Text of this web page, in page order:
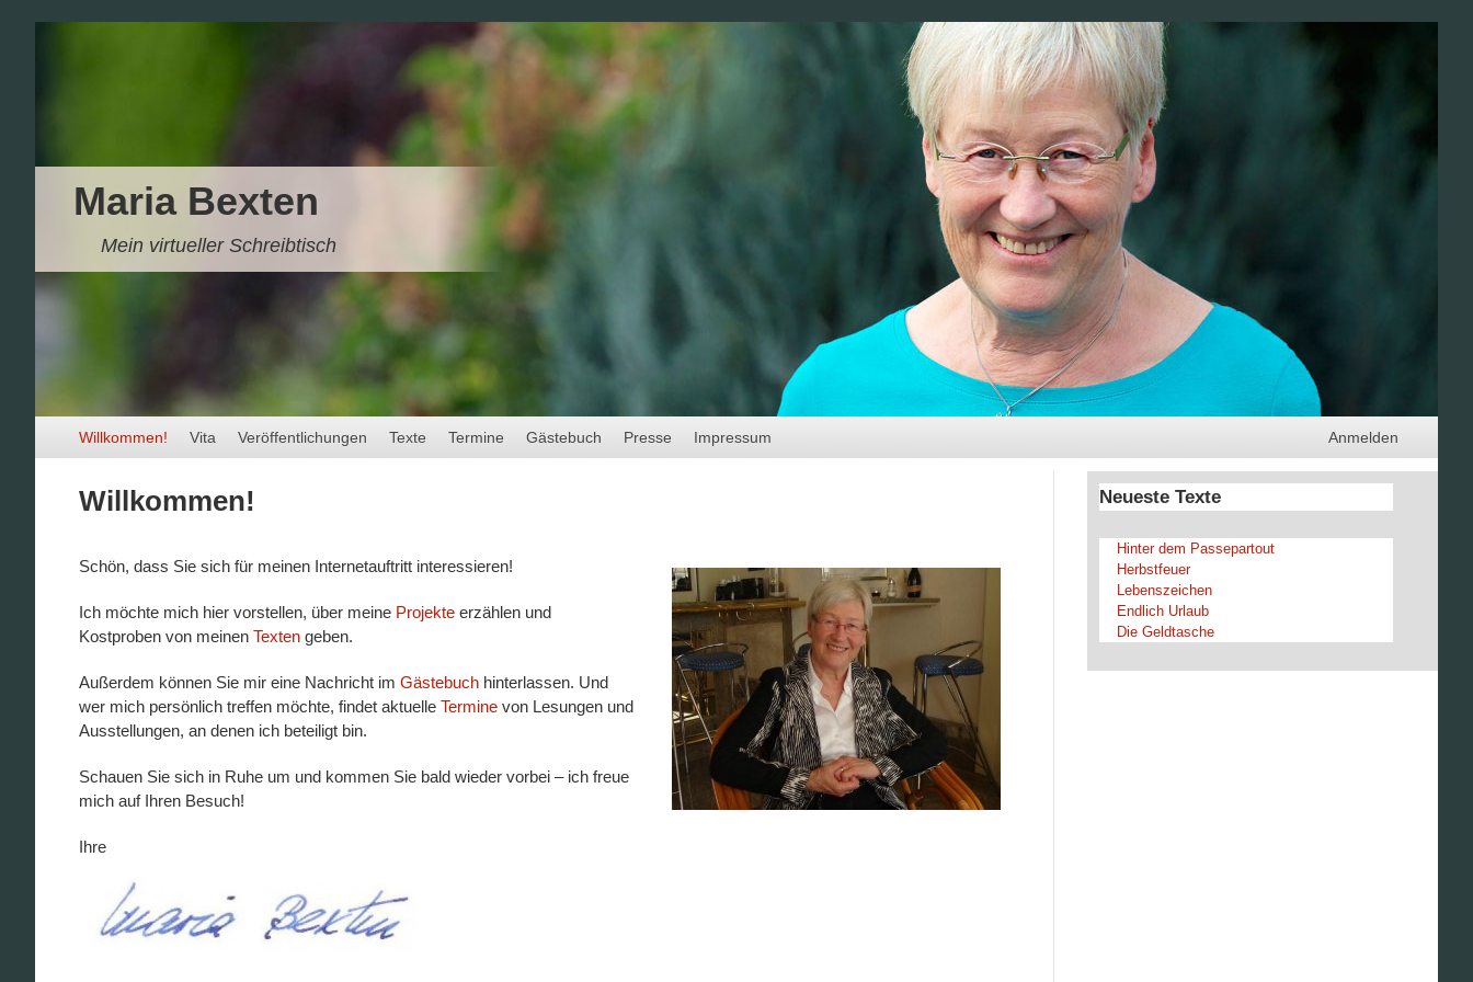
Maria Bexten
Mein virtueller Schreibtisch
Zum Inhalt wechseln
Zum sekundären Inhalt wechseln
Willkommen! Vita Veröffentlichungen Texte Termine Gästebuch Presse Impressum Anmelden
Willkommen!
Schön, dass Sie sich für meinen Internetauftritt interessieren!
Ich möchte mich hier vorstellen, über meine Projekte erzählen und
Kostproben von meinen Texten geben.
Außerdem können Sie mir eine Nachricht im Gästebuch hinterlassen. Und
wer mich persönlich treffen möchte, findet aktuelle Termine von Lesungen und
Ausstellungen, an denen ich beteiligt bin.
Schauen Sie sich in Ruhe um und kommen Sie bald wieder vorbei – ich freue
mich auf Ihren Besuch!
Ihre
Neueste Texte
Hinter dem Passepartout
Herbstfeuer
Lebenszeichen
Endlich Urlaub
Die Geldtasche